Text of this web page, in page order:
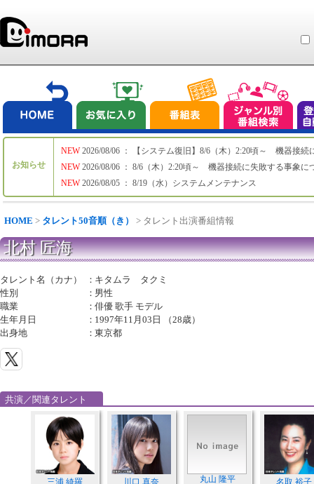
お知らせ
NEW
NEW
NEW
2026/08/06 ： 【システム復旧】8/6（木）2:20頃～ 機器接続
2026/08/06 ： 8/6（木）2:20頃～ 機器接続に失敗する事象に
2026/08/05 ： 8/19（水）システムメンテナンス
HOME > タレント50音順（き） > タレント出演番組情報
北村 匠海
タレント名（カナ） ： キタムラ タクミ
性別
： 男性
職業
：俳優 歌手 モデル
生年月日
： 1997年11月03日 （28歳）
出身地
：東京都
共演／関連タレント
三浦 綺羅 川口 真奈 丸山 隆平 名取 裕子